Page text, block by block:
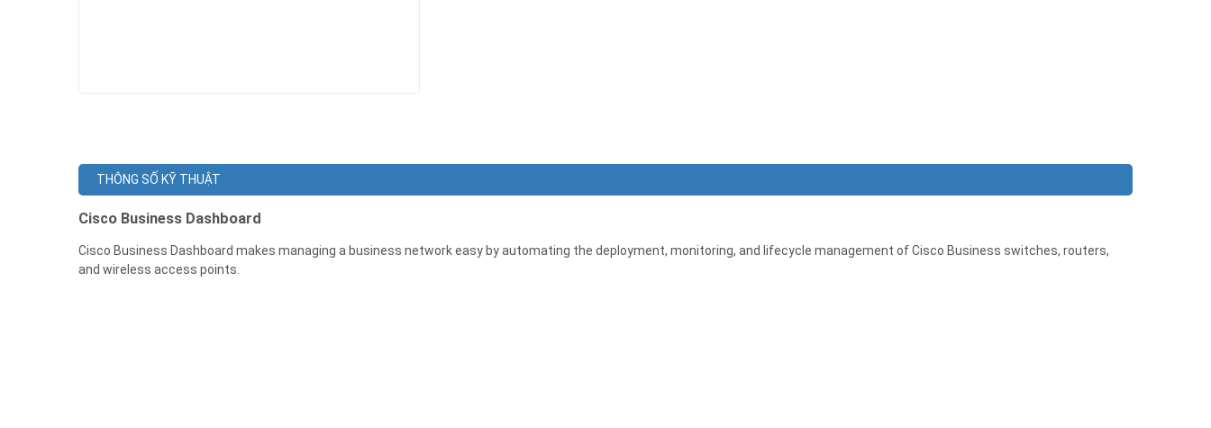
THÔNG SỐ KỸ THUẬT
Cisco Business Dashboard
Cisco Business Dashboard makes managing a business network easy by automating the deployment, monitoring, and lifecycle management of Cisco Business switches, routers,
and wireless access points.